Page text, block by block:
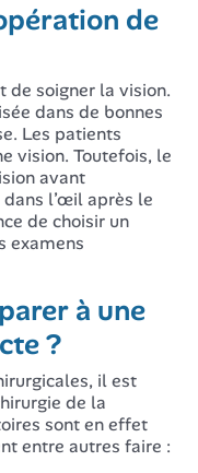
de
de soigner la vision.
dans de bonnes
Les patients
vision. Toutefois, le
avant
l’œil après le
de choisir un
examens
à une
?
il est
de la
sont en effet
entre autres faire :